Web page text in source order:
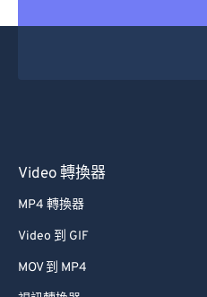
Video 轉換器
MP4 轉換器
Video 到 GIF
MOV 到 MP4